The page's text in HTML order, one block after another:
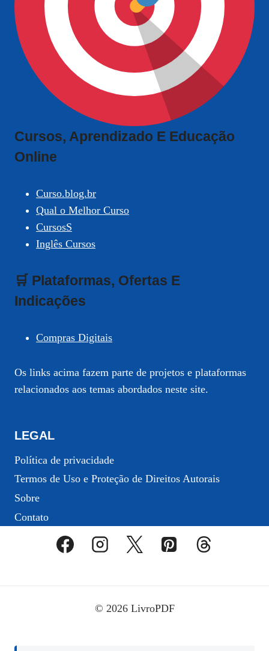
Cursos, Aprendizado E Educação
Online
Curso.blog.br
Qual o Melhor Curso
CursosS
Inglês Cursos
🛒 Plataformas, Ofertas E
Indicações
Compras Digitais
Os links acima fazem parte de projetos e plataformas
relacionados aos temas abordados neste site.
LEGAL
Política de privacidade
Termos de Uso e Proteção de Direitos Autorais
Sobre
Contato
© 2026 LivroPDF